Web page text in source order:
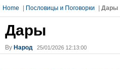
Home Пословицы и Поговорки Дары
Дары
By Народ 25/01/2026 12:13:00